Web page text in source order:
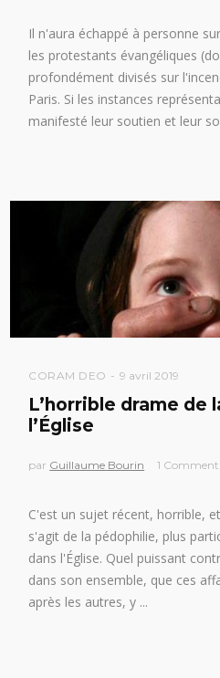
Il n'aura échappé à personne
les protestants évangéliques
profondément divisés sur
Paris. Si les instances
manifesté leur soutien et leur
CORAM DEO 9 avril 2019
L’horrible drame de
l’Église
par Guillaume Bourin 1 Comment
C'est un sujet récent, horrible,
s'agit de la pédophilie, plus
dans l'Église. Quel puissant
dans son ensemble, que ces
après les autres, y